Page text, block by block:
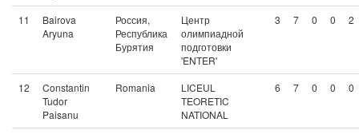
11
Bairova
Aryuna
Россия,
Республика
Бурятия
Центр
олимпиадной
подготовки
'ENTER'
3 7 0 0 2
12
Constantin
Tudor
Paisanu
Romania
LICEUL
TEORETIC
NATIONAL
6 7 0 0 0